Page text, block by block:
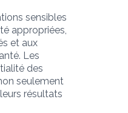
sensibles
appropriées,
et aux
Les
des
seulement
résultats